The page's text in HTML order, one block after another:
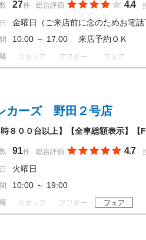
27件 総合評価 4.4
金曜日（ご来店前に念のためお電話
10:00 ～ 17:00 来店予約ＯＫ
スタッフ アフター フェア
カーズ 野田２号店
時８００台以上】【全車総額表示】
91件 総合評価 4.7
火曜日
10:00 ～ 19:00
スタッフ アフター フェア